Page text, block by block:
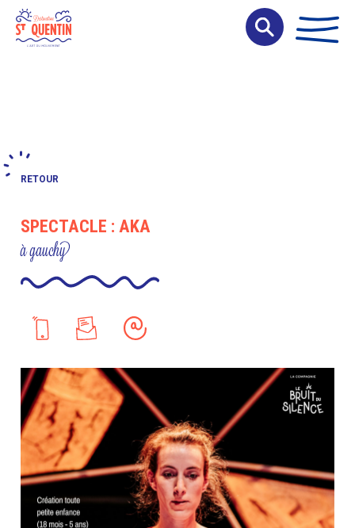
RETOUR
SPECTACLE : AKA
à gauchy
Panneau de gestion des cookies